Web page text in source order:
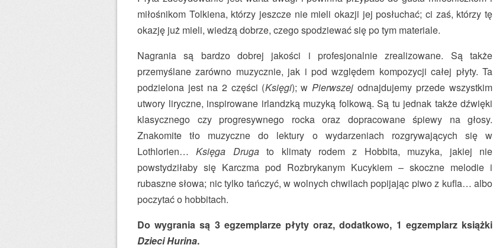
miłośnikom Tolkiena, którzy jeszcze nie mieli okazji jej posłuchać; ci zaś, którzy tę
okazję już mieli, wiedzą dobrze, czego spodziewać się po tym materiale.
Nagrania są bardzo dobrej jakości i profesjonalnie zrealizowane. Są także
przemyślane zarówno muzycznie, jak i pod względem kompozycji całej płyty. Ta
podzielona jest na 2 części (Księgi); wPierwszej odnajdujemy przede wszystkim
utwory liryczne, inspirowane irlandzką muzyką folkową. Są tu jednak także dźwięki
klasycznego czy progresywnego rocka oraz dopracowane śpiewy na głosy.
Znakomite tło muzyczne do lektury o wydarzeniach rozgrywających się w
Lothlorien…Księga Drugato klimaty rodem z Hobbita, muzyka, jakiej nie
powstydziłaby się Karczma pod Rozbrykanym Kucykiem – skoczne melodie i
rubaszne słowa; nic tylko tańczyć, w wolnych chwilach popijając piwo z kufla… albo
poczytać o hobbitach.
Do wygrania są 3 egzemplarze płyty oraz, dodatkowo, 1 egzemplarz książki
Dzieci Hurina.